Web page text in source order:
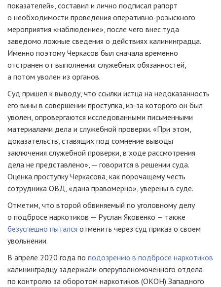
показателей», составил и лично подписал рапорт
о необходимости проведения оперативно-розыскного
мероприятия «наблюдение», после чего внес туда
заведомо ложные сведения о действиях калининградца.
Именно поэтому Черкасов был сначала временно
отстранен от выполнения служебных обязанностей,
а потом уволен из органов.
Суд пришел к выводу, что ссылки истца на недоказанность
его вины в совершении проступка, из-за которого он был
уволен, опровергаются исследованными письменными
материалами дела и служебной проверки. «При этом,
доказательств, ставящих под сомнение выводы
заключения служебной проверки, в ходе рассмотрения
дела не представлено», — говорится в решении суда.
Оценка проступку Черкасова, как порочащему честь
сотрудника ОВД, «дана правомерно», уверены в суде.
Отметим, что второй обвиняемый по уголовному делу
о подбросе наркотиков — Руслан Яковенко — также
безуспешно пытался отменить через суд приказ о своем
увольнении.
В апреле 2020 года по подозрению в подбросе наркотиков
калининградцу задержали оперуполномоченного отдела
по контролю за оборотом наркотиков (ОКОН) Западного